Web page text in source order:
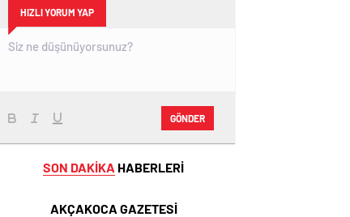
HIZLI YORUM YAP
GÖNDER
SON DAKİKA HABERLERİ
AKÇAKOCA GAZETESİ